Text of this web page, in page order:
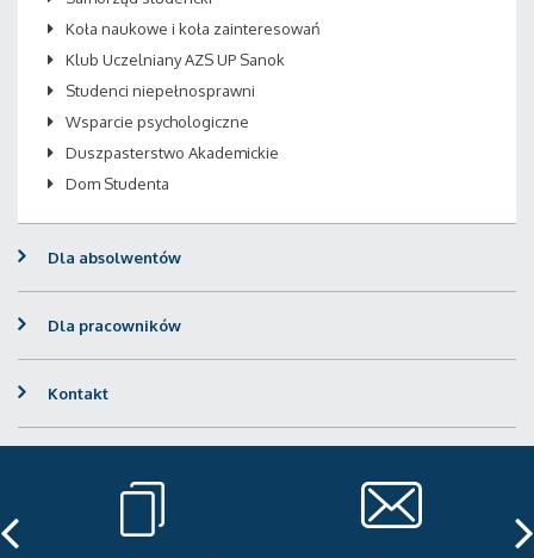
Koła naukowe i koła zainteresowań
Klub Uczelniany AZS UP Sanok
Studenci niepełnosprawni
Wsparcie psychologiczne
Duszpasterstwo Akademickie
Dom Studenta
Dla absolwentów
Dla pracowników
Kontakt